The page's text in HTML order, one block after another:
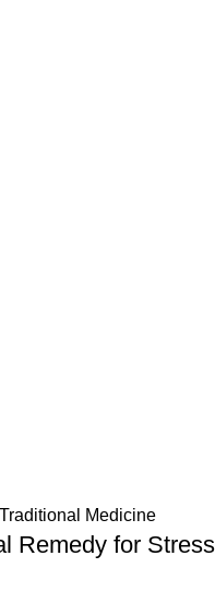
Traditional Medicine
Remedy for Stress